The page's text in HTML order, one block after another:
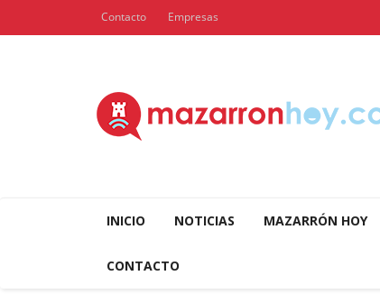
Contacto Empresas
INICIO NOTICIAS MAZARRÓN HOY
CONTACTO